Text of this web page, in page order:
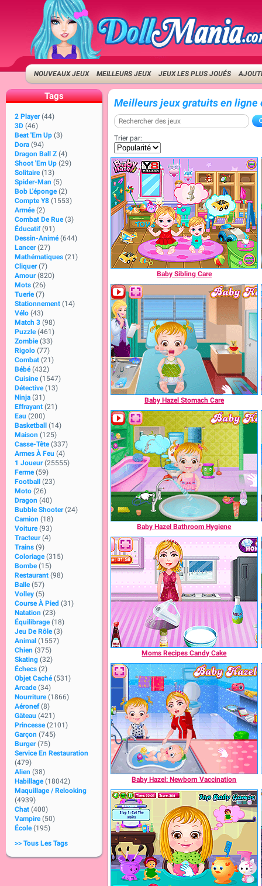
NOUVEAUX JEUX MEILLEURS JEUX JEUX LES PLUS JOUÉS
Tags
2 Player (44)
3D (46)
Beat 'Em Up (3)
Dora (94)
Dragon Ball Z (4)
Shoot 'Em Up (29)
Solitaire (13)
Spider-Man (5)
Bob L'éponge (2)
Compte Y8 (1553)
Armée (2)
Combat De Rue (3)
Éducatif (91)
Dessin-Animé (644)
Lancer (27)
Mathématiques (21)
Cliquer (7)
Amour (820)
Mots (26)
Tuerie (7)
Stationnement (14)
Vélo (43)
Match 3 (98)
Puzzle (461)
Zombie (33)
Rigolo (77)
Combat (21)
Bébé (432)
Cuisine (1547)
Détective (13)
Ninja (31)
Effrayant (21)
Eau (200)
Basketball
(14)
Maison (125)
Casse-Tête (337)
Armes À Feu (4)
1 Joueur (25555)
Ferme (59)
Football
(23)
Moto (26)
Dragon (40)
Bubble Shooter (24)
Camion (18)
Voiture (93)
Tracteur (4)
Trains (9)
Coloriage (315)
Bombe (15)
Restaurant (98)
Balle (57)
Volley (5)
Course À Pied (31)
Natation (23)
Équilibrage (18)
Jeu De Rôle (3)
Animal (1557)
Chien (375)
Skating (32)
Échecs (2)
Objet Caché (531)
Arcade (34)
Nourriture (1866)
Aéronef (8)
Gâteau (421)
Princesse (2101)
Garçon (745)
Burger (75)
Service En Restauration
(479)
Alien (38)
Habillage (18042)
Maquillage / Relooking
(4939)
Chat (400)
Vampire (50)
École (195)
>> Tous Les Tags
Meilleurs jeux gratuits en ligne
Trier par:
Baby Sibling Care
Baby Hazel Stomach Care
Baby Hazel Bathroom Hygiene
Moms Recipes Candy Cake
Baby Hazel: Newborn Vaccination